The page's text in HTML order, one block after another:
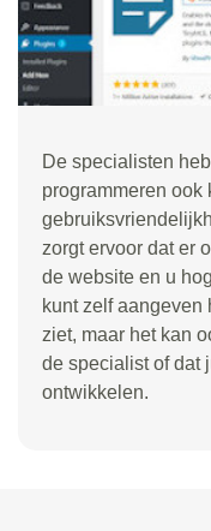
De specialisten
programmeren ook
zorgt ervoor dat er
de website en u
kunt zelf aangeven
ziet, maar het kan
de specialist of dat
ontwikkelen.